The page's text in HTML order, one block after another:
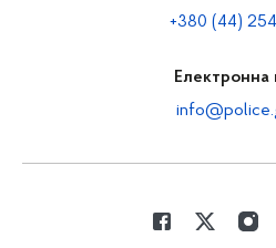
+380 (44)
Електронна